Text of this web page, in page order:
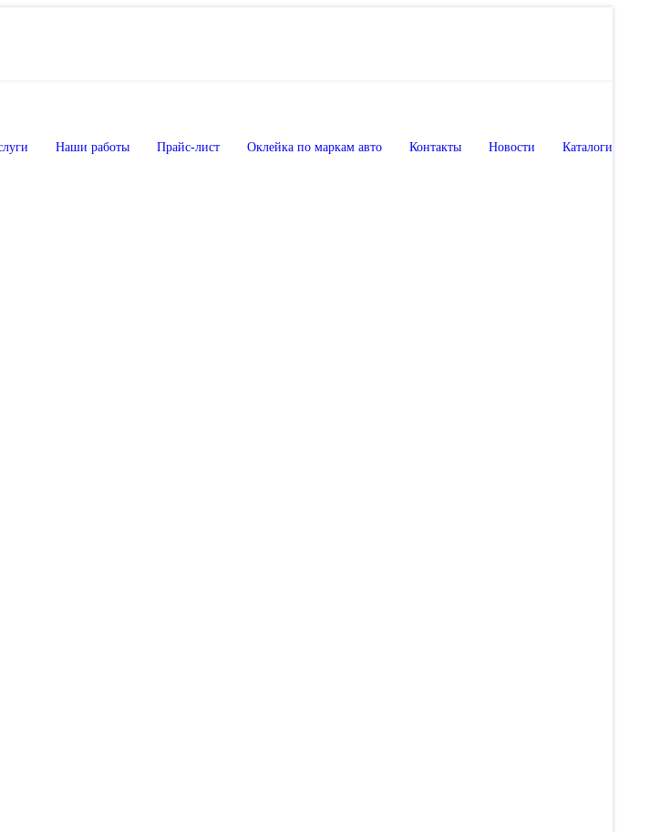
Наши работы Прайс-лист Оклейка по маркам авто Контакты Новости Каталоги